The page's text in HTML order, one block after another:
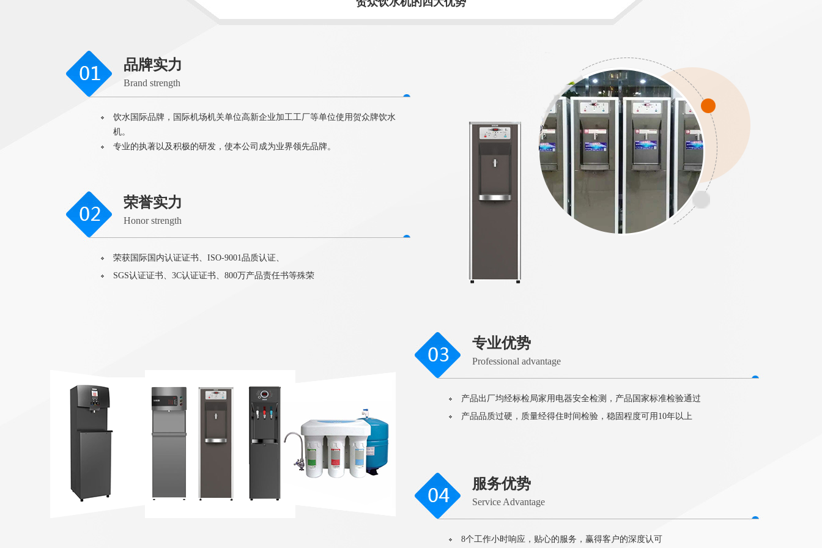
品牌实力
Brand strength
饮水国际品牌，国际机场机关单位高新企业加工工厂等单位使用贺众牌饮水
机。
专业的执著以及积极的研发，使本公司成为业界领先品牌。
荣誉实力
Honor strength
荣获国际国内认证证书、ISO-9001品质认证、
SGS认证证书、3C认证证书、800万产品责任书等殊荣
专业优势
Professional advantage
产品出厂均经标检局家用电器安全检测，产品国家标准检验通过
产品品质过硬，质量经得住时间检验，稳固程度可用10年以上
服务优势
Service Advantage
8个工作小时响应，贴心的服务，赢得客户的深度认可